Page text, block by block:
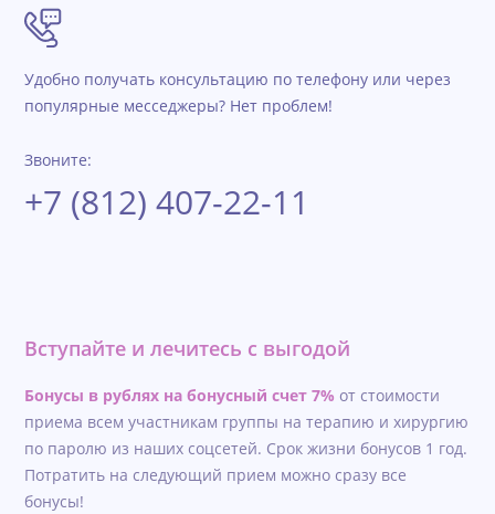
Удобно получать консультацию по телефону или через
популярные месседжеры? Нет проблем!
Звоните:
+7 (812) 407-22-11
Вступайте и лечитесь с выгодой
Бонусы в рублях на бонусный счет 7% от стоимости
приема всем участникам группы на терапию и хирургию
по паролю из наших соцсетей. Срок жизни бонусов 1 год.
Потратить на следующий прием можно сразу все
бонусы!